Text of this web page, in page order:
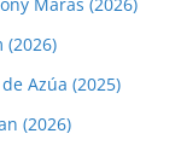
(2026)
Azúa (2025)
(2026)